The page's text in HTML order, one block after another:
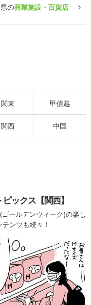
の商業施設・百貨店
関東 甲信越
関西 中国
ックス【関西】
ールデンウィーク)の楽し
ンツも続々！